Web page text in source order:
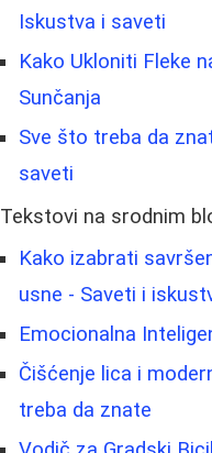
Iskustva i saveti
Kako Ukloniti Fleke
Sunčanja
Sve što treba da
saveti
Tekstovi na srodnim
Kako izabrati
usne - Saveti i
Emocionalna
Čišćenje lica i
treba da znate